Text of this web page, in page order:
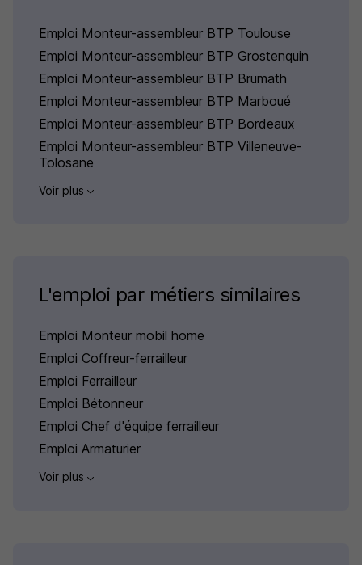
Emploi Monteur-assembleur BTP Toulouse
Emploi Monteur-assembleur BTP Grostenquin
Emploi Monteur-assembleur BTP Brumath
Emploi Monteur-assembleur BTP Marboué
Emploi Monteur-assembleur BTP Bordeaux
Emploi Monteur-assembleur BTP Villeneuve-
Tolosane
Voir plus
L'emploi par métiers similaires
Emploi Monteur mobil home
Emploi Coffreur-ferrailleur
Emploi Ferrailleur
Emploi Bétonneur
Emploi Chef d'équipe ferrailleur
Emploi Armaturier
Voir plus